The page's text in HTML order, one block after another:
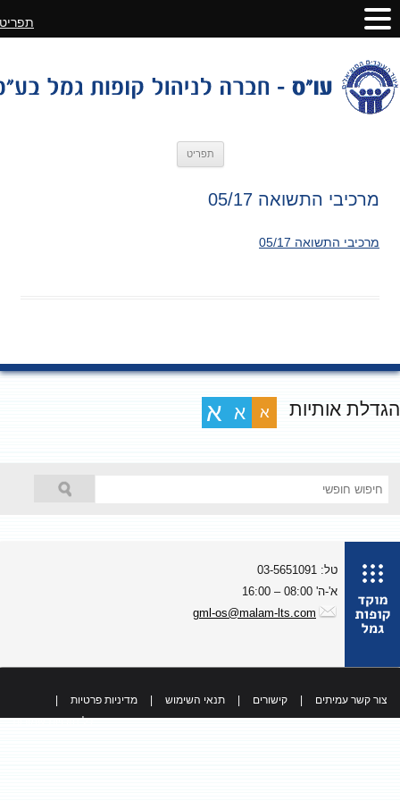
תפריט
מרכיבי התשואה 05/17
מרכיבי התשואה 05/17
אותיות א א א
טל: 03-5651091
א'-ה' 08:00 – 16:00
gml-os@malam-lts.com
צור קשר עמיתים קישורים תנאי השימוש מדיניות פרטיות
כל הזכויות שמורות
תפריט